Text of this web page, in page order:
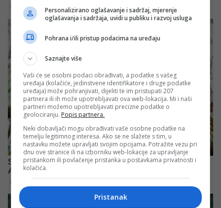
Personalizirano oglašavanje i sadržaj, mjerenje
oglašavanja i sadržaja, uvidi u publiku i razvoj usluga
Pohrana i/ili pristup podacima na uređaju
Saznajte više
Vaši će se osobni podaci obrađivati, a podatke s vašeg
uređaja (kolačiće, jedinstvene identifikatore i druge podatke
uređaja) može pohranjivati, dijeliti te im pristupati 207
partnera ili ih može upotrebljavati ova web-lokacija. Mi i naši
partneri možemo upotrebljavati precizne podatke o
geolociranju. Popis partnera.
Neki dobavljači mogu obrađivati vaše osobne podatke na
temelju legitimnog interesa. Ako se ne slažete s tim, u
nastavku možete upravljati svojim opcijama. Potražite vezu pri
dnu ove stranice ili na izborniku web-lokacije za upravljanje
pristankom ili povlačenje pristanka u postavkama privatnosti i
kolačića.
Pristanak